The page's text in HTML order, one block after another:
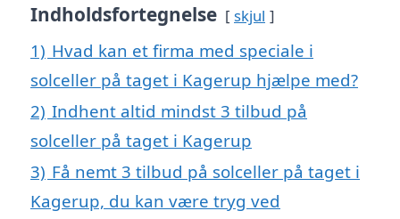
Indholdsfortegnelse skjul
1) Hvad kan et firma med speciale i
solceller på taget i Kagerup hjælpe med?
2) Indhent altid mindst 3 tilbud på
solceller på taget i Kagerup
3) Få nemt 3 tilbud på solceller på taget i
Kagerup, du kan være tryg ved